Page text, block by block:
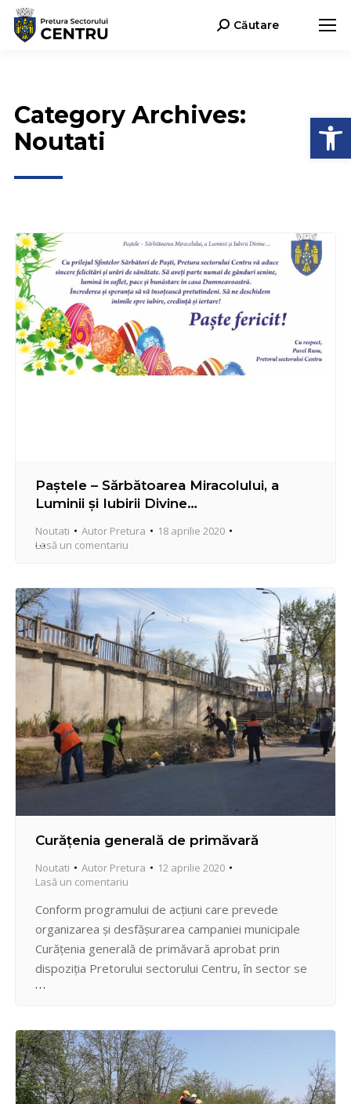
Search:Căutare
Category Archives:
Noutati
Paştele – Sărbătoarea Miracolului, a
Luminii şi Iubirii Divine…
Noutati Autor Pretura
18 aprilie 2020
Lasă un comentariu
Curățenia generală de primăvară
Noutati Autor Pretura
12 aprilie 2020
Lasă un comentariu
Conform programului de acțiuni care prevede
organizarea și desfășurarea campaniei municipale
Curățenia generală de primăvară aprobat prin
dispoziția Pretorului sectorului Centru, în sector se
desfășoară acțiuni ample de amenajare și
11.04.2020, Întreprinderile Municipale de
Gestionare a Fondului Locativ de comun cu
Întreprinderea Municipală Prestări Servicii Locative
Centru au…